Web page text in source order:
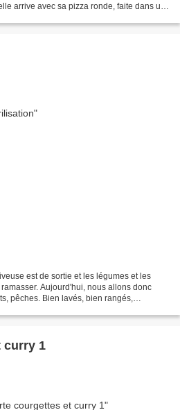
arrive avec sa pizza ronde, faite dans un
est de sortie et les légumes et les
Aujourd'hui, nous allons donc
pêches. Bien lavés, bien rangés,
curry 1